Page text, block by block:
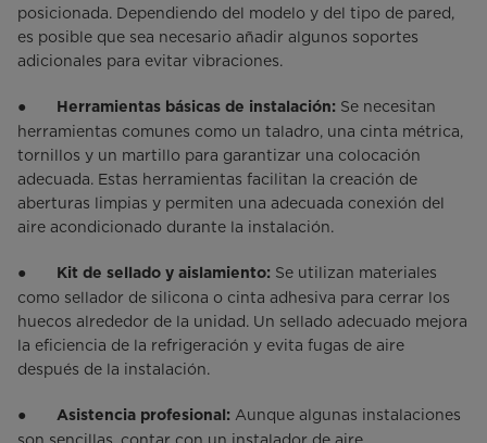
posicionada. Dependiendo del modelo y del tipo de pared,
es posible que sea necesario añadir algunos soportes
adicionales para evitar vibraciones.
● Herramientas básicas de instalación: Se necesitan
herramientas comunes como un taladro, una cinta métrica,
tornillos y un martillo para garantizar una colocación
adecuada. Estas herramientas facilitan la creación de
aberturas limpias y permiten una adecuada conexión del
aire acondicionado durante la instalación.
● Kit de sellado y aislamiento: Se utilizan materiales
como sellador de silicona o cinta adhesiva para cerrar los
huecos alrededor de la unidad. Un sellado adecuado mejora
la eficiencia de la refrigeración y evita fugas de aire
después de la instalación.
● Asistencia profesional: Aunque algunas instalaciones